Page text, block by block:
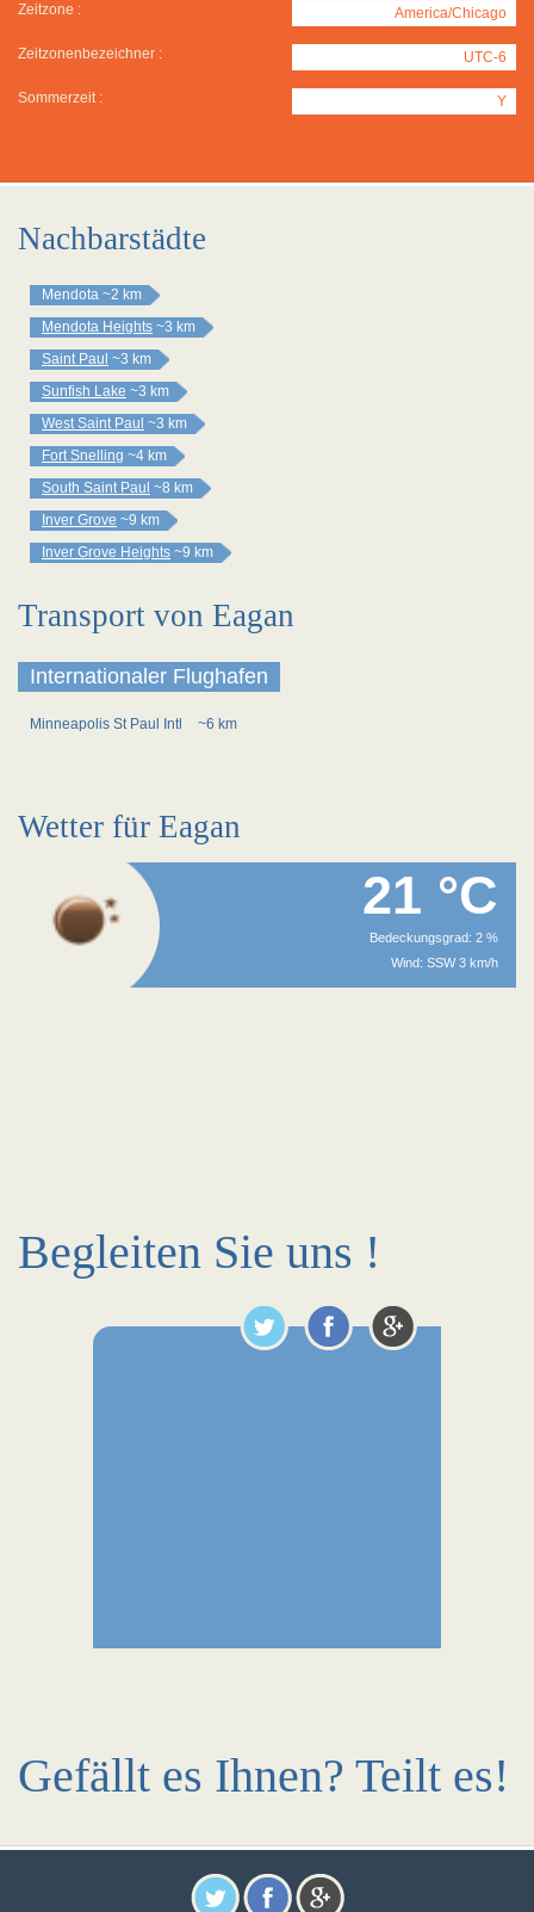
Zeitzone : America/Chicago
Zeitzonenbezeichner : UTC-6
Sommerzeit : Y
Nachbarstädte
Mendota ~2 km
Mendota Heights ~3 km
Saint Paul ~3 km
Sunfish Lake ~3 km
West Saint Paul ~3 km
Fort Snelling ~4 km
South Saint Paul ~8 km
Inver Grove ~9 km
Inver Grove Heights ~9 km
Transport von Eagan
Internationaler Flughafen
Minneapolis St Paul Intl ~6 km
Wetter für Eagan
21 °C
Bedeckungsgrad: 2 %
Wind: SSW 3 km/h
Begleiten Sie uns !
Gefällt es Ihnen? Teilt es!